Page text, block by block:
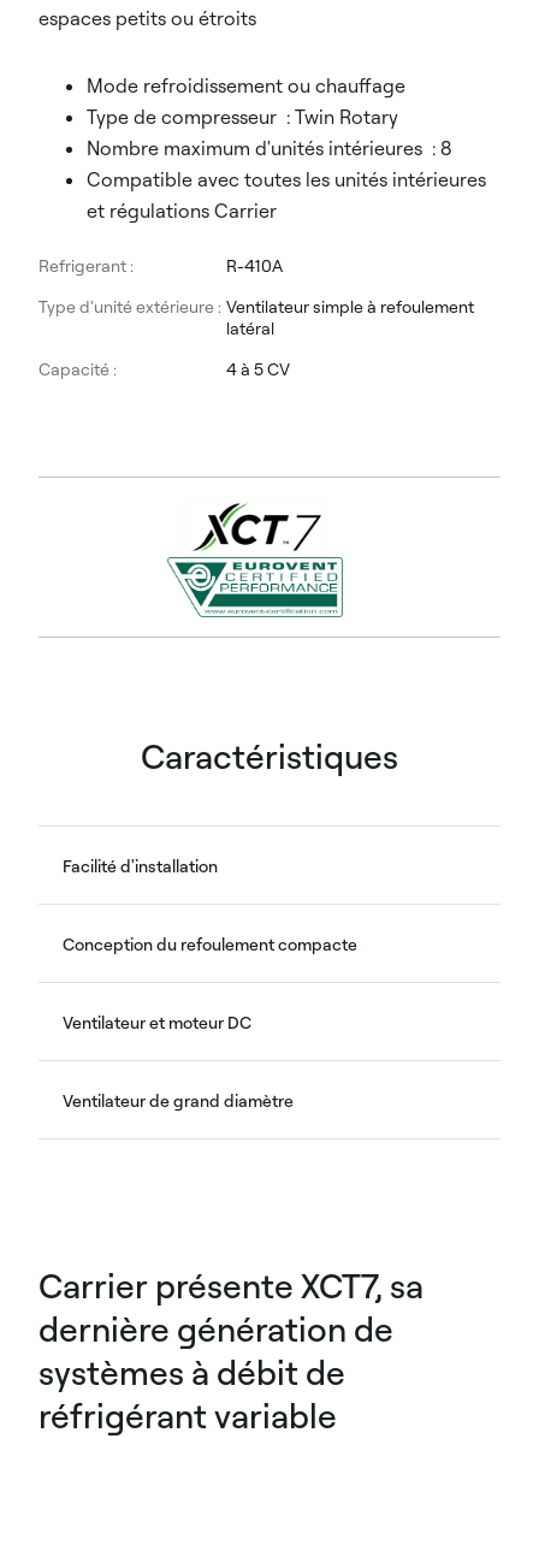
espaces petits ou étroits
Mode refroidissement ou chauffage
Type de compresseur : Twin Rotary
Nombre maximum d'unités intérieures : 8
Compatible avec toutes les unités intérieures
et régulations Carrier
Refrigerant :
R-410A
Type d'unité extérieure : Ventilateur simple à refoulement
latéral
Capacité :
4 à 5 CV
Caractéristiques
Facilité d'installation
Conception du refoulement compacte
Ventilateur et moteur DC
Ventilateur de grand diamètre
Carrier présente XCT7, sa
dernière génération de
systèmes à débit de
réfrigérant variable